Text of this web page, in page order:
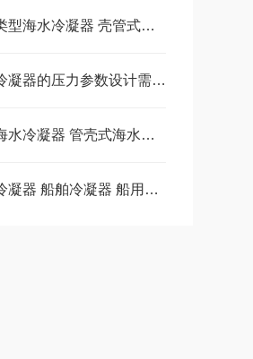
不同类型海水冷凝器 壳管式冷凝器的压力参数设计要点
海水冷凝器的压力参数设计需要考虑哪些因素
影响海水冷凝器 管壳式海水蒸发器性能的因素
海水冷凝器 船舶冷凝器 船用冷凝器的原理是什么